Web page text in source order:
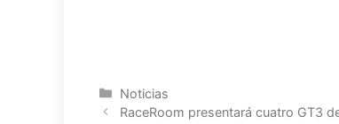
Categorías
Noticias
RaceRoom presentará cuatro GT3